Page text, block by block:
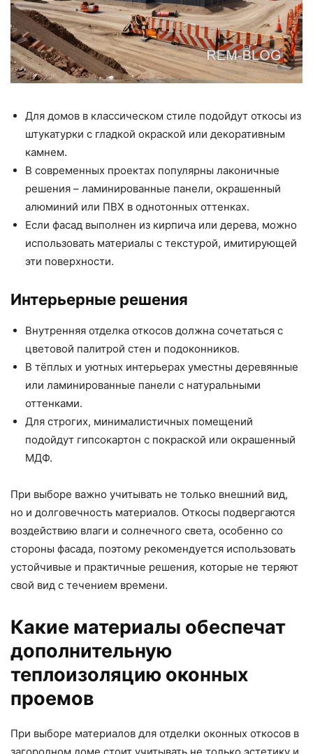
Для домов в классическом стиле подойдут откосы из
штукатурки с гладкой окраской или декоративным
камнем.
В современных проектах популярны лаконичные
решения – ламинированные панели, окрашенный
алюминий или ПВХ в однотонных оттенках.
Если фасад выполнен из кирпича или дерева, можно
использовать материалы с текстурой, имитирующей
эти поверхности.
Интерьерные решения
Внутренняя отделка откосов должна сочетаться с
цветовой палитрой стен и подоконников.
В тёплых и уютных интерьерах уместны деревянные
или ламинированные панели с натуральными
оттенками.
Для строгих, минималистичных помещений
подойдут гипсокартон с покраской или окрашенный
МДФ.
При выборе важно учитывать не только внешний вид,
но и долговечность материалов. Откосы подвергаются
воздействию влаги и солнечного света, особенно со
стороны фасада, поэтому рекомендуется использовать
устойчивые и практичные решения, которые не теряют
свой вид с течением времени.
Какие материалы обеспечат
дополнительную
теплоизоляцию оконных
проемов
При выборе материалов для отделки оконных откосов в